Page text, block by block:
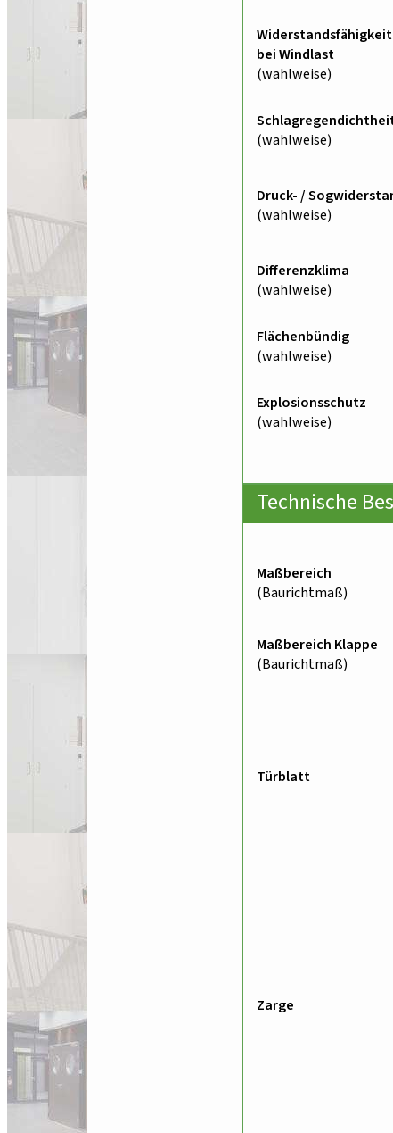
Widerstandsfähigkeit
bei Windlast
(wahlweise)
(wahlweise)
Druck- /
(wahlweise)
Differenzklima
(wahlweise)
Flächenbündig
(wahlweise)
Explosionsschutz
(wahlweise)
Technische
Maßbereich
(Baurichtmaß)
Maßbereich Klappe
(Baurichtmaß)
Türblatt
Zarge